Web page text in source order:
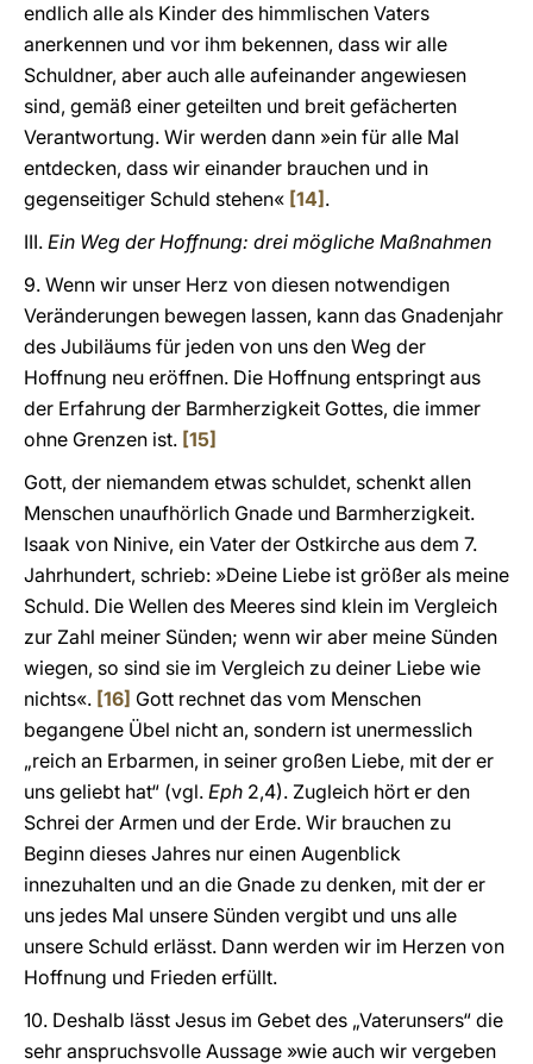
endlich alle als Kinder des himmlischen Vaters
anerkennen und vor ihm bekennen, dass wir alle
Schuldner, aber auch alle aufeinander angewiesen
sind, gemäß einer geteilten und breit gefächerten
Verantwortung. Wir werden dann »ein für alle Mal
entdecken, dass wir einander brauchen und in
gegenseitiger Schuld stehen« [14] .
III. Ein Weg der Hoffnung: drei mögliche Maßnahmen
9. Wenn wir unser Herz von diesen notwendigen
Veränderungen bewegen lassen, kann das Gnadenjahr
des Jubiläums für jeden von uns den Weg der
Hoffnung neu eröffnen. Die Hoffnung entspringt aus
der Erfahrung der Barmherzigkeit Gottes, die immer
ohne Grenzen ist. [15]
Gott, der niemandem etwas schuldet, schenkt allen
Menschen unaufhörlich Gnade und Barmherzigkeit.
Isaak von Ninive, ein Vater der Ostkirche aus dem 7.
Jahrhundert, schrieb: »Deine Liebe ist größer als meine
Schuld. Die Wellen des Meeres sind klein im Vergleich
zur Zahl meiner Sünden; wenn wir aber meine Sünden
wiegen, so sind sie im Vergleich zu deiner Liebe wie
nichts«. [16] Gott rechnet das vom Menschen
begangene Übel nicht an, sondern ist unermesslich
„reich an Erbarmen, in seiner großen Liebe, mit der er
uns geliebt hat“ (vgl. Eph 2,4). Zugleich hört er den
Schrei der Armen und der Erde. Wir brauchen zu
Beginn dieses Jahres nur einen Augenblick
innezuhalten und an die Gnade zu denken, mit der er
uns jedes Mal unsere Sünden vergibt und uns alle
unsere Schuld erlässt. Dann werden wir im Herzen von
Hoffnung und Frieden erfüllt.
10. Deshalb lässt Jesus im Gebet des „Vaterunsers“ die
sehr anspruchsvolle Aussage »wie auch wir vergeben